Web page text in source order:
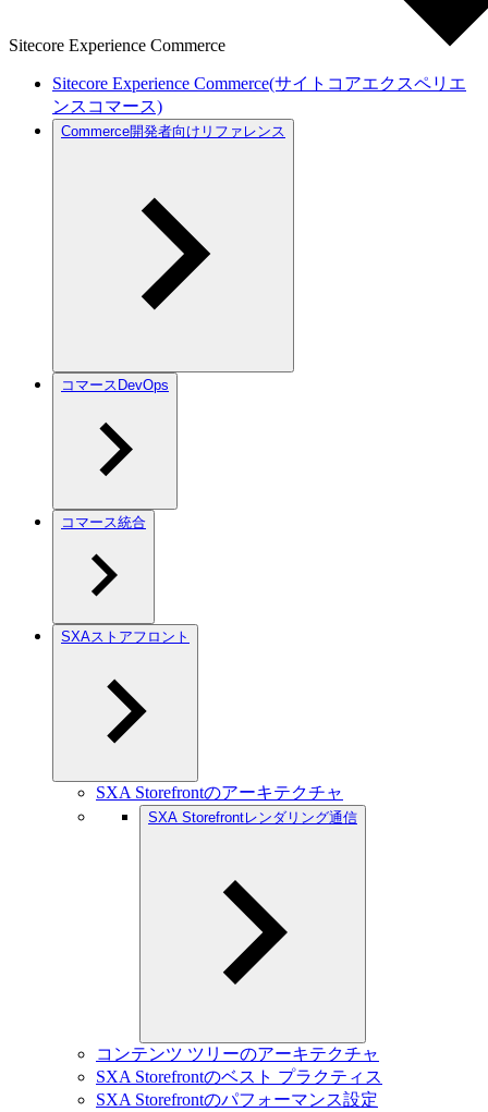
Sitecore Experience Commerce
Sitecore Experience Commerce(サイトコアエクスペリエ
ンスコマース)
Commerce開発者向けリファレンス
コマースDevOps
コマース統合
SXAストアフロント
SXA Storefrontのアーキテクチャ
SXA Storefrontレンダリング通信
コンテンツ ツリーのアーキテクチャ
SXA Storefrontのベスト プラクティス
SXA Storefrontのパフォーマンス設定